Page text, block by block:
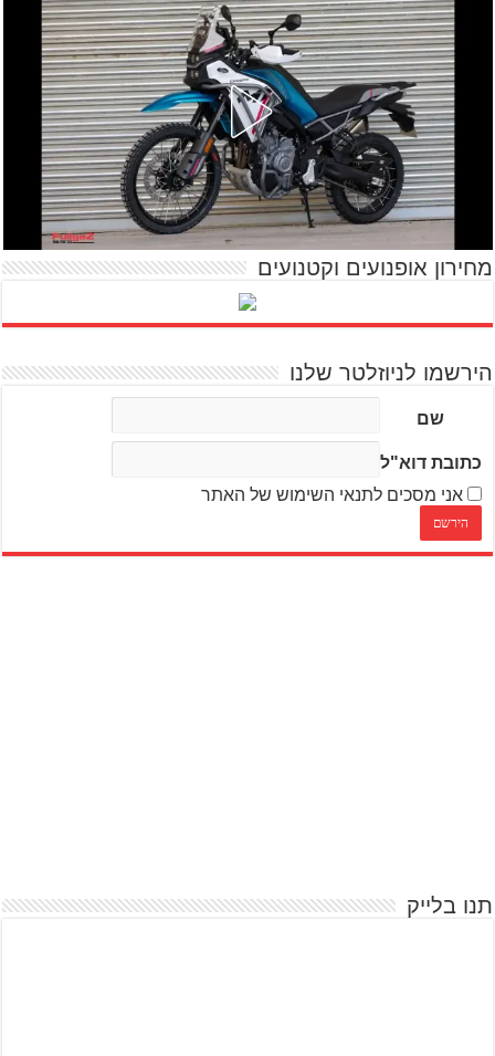
מחירון אופנועים וקטנועים
הירשמו לניוזלטר שלנו
שם
כתובת דוא"ל
אני מסכים לתנאי השימוש של האתר
תנו בלייק